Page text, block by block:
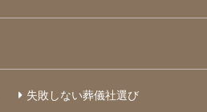
失敗しない葬儀社選び